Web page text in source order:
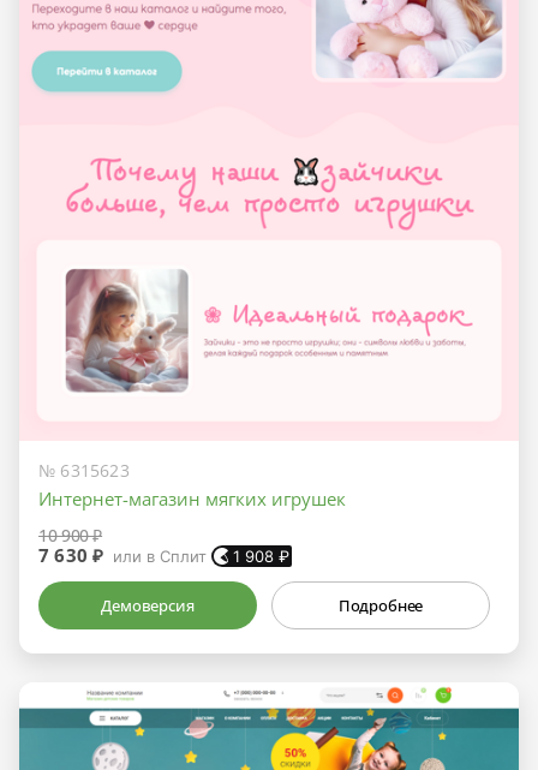
№ 6315623
Интернет-магазин мягких игрушек
10 900 ₽
7 630 ₽ или в Сплит 1 908 ₽
Демоверсия Подробнее